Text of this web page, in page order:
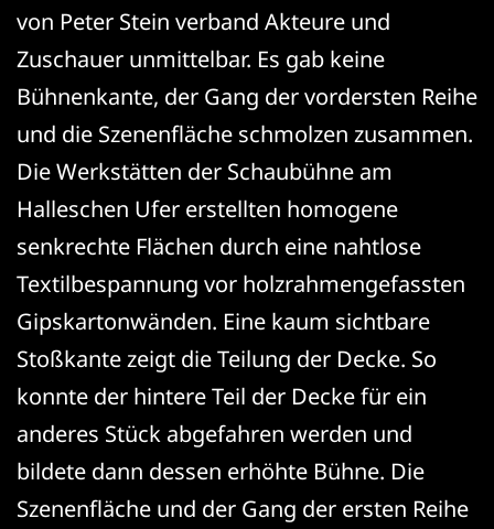
von Peter Stein verband Akteure und
Zuschauer unmittelbar. Es gab keine
Bühnenkante, der Gang der vordersten Reihe
und die Szenenfläche schmolzen zusammen.
Die Werkstätten der Schaubühne am
Halleschen Ufer erstellten homogene
senkrechte Flächen durch eine nahtlose
Textilbespannung vor holzrahmengefassten
Gipskartonwänden. Eine kaum sichtbare
Stoßkante zeigt die Teilung der Decke. So
konnte der hintere Teil der Decke für ein
anderes Stück abgefahren werden und
bildete dann dessen erhöhte Bühne. Die
Szenenfläche und der Gang der ersten Reihe